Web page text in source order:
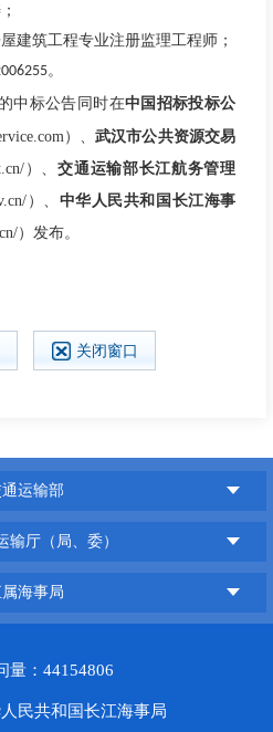
建筑工程专业注册监理工程师；
。
中标公告 同时在中国招标投标公
）、武汉市公共资源交易
）、交通运输部长江航务管理
）、 中华人民共和国长江海事
） 发布。
关闭窗口
运输部
输厅（局、委）
海事局
量：44154806
民共和国长江海事局